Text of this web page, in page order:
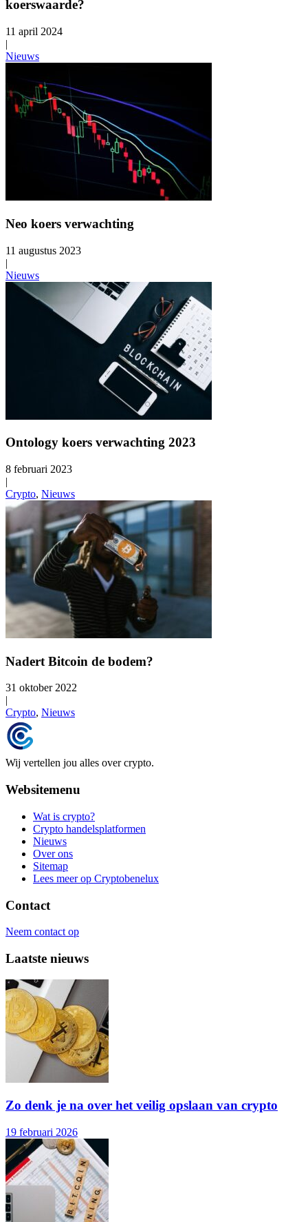
koerswaarde?
11 april 2024
|
Nieuws
Neo koers verwachting
11 augustus 2023
|
Nieuws
Ontology koers verwachting 2023
8 februari 2023
|
Crypto, Nieuws
Nadert Bitcoin de bodem?
31 oktober 2022
|
Crypto, Nieuws
Wij vertellen jou alles over crypto.
Websitemenu
Wat is crypto?
Crypto handelsplatformen
Nieuws
Over ons
Sitemap
Lees meer op Cryptobenelux
Contact
Neem contact op
Laatste nieuws
Zo denk je na over het veilig opslaan van crypto
19 februari 2026